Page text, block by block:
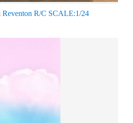
Reventon R/C SCALE:1/24